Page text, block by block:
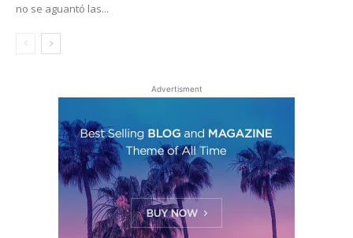
no se aguantó las...
Advertisment